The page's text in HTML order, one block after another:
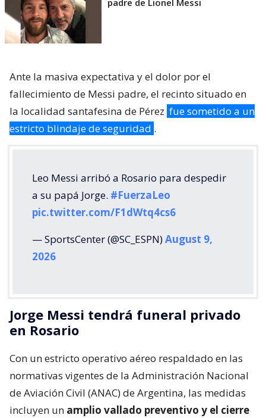
padre de Lionel Messi
Ante la masiva expectativa y el dolor por el
fallecimiento de Messi padre, el recinto situado en
la localidad santafesina de Pérez fue sometido a un
estricto blindaje de seguridad .
Leo Messi arribó a Rosario para despedir
a su papá Jorge. #FuerzaLeo
pic.twitter.com/F1dWtq4cs6
— SportsCenter (@SC_ESPN)August 9,
2026
Jorge Messi tendrá funeral privado
en Rosario
Con un estricto operativo aéreo respaldado en las
normativas vigentes de la Administración Nacional
de Aviación Civil (ANAC) de Argentina, las medidas
incluyen un amplio vallado preventivo y el cierre